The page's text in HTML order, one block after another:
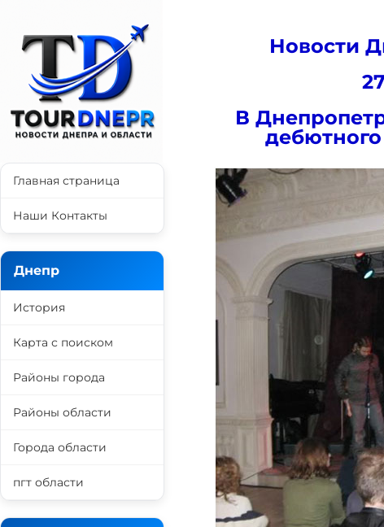
Новости
В
Главная страница
Наши Контакты
Днепр
История
Карта с поиском
Районы города
Районы области
Города области
пгт области